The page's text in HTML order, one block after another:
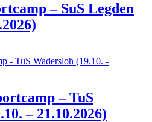
– SuS Legden
– TuS
– 21.10.2026)